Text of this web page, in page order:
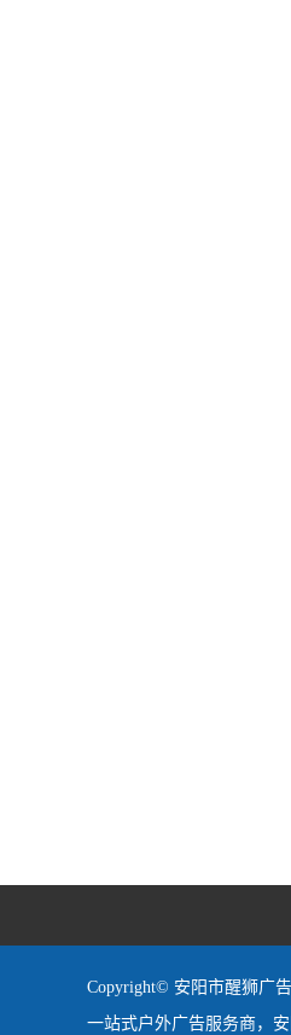
Copyright© 安阳市醒狮广
一站式户外广告服务商，